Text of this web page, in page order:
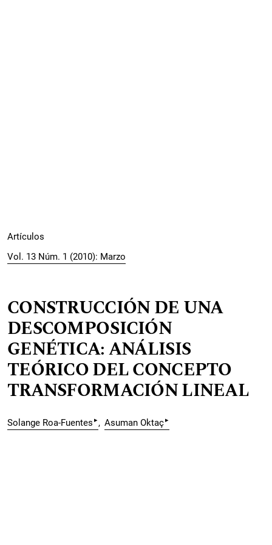
Artículos
Vol. 13 Núm. 1 (2010): Marzo
CONSTRUCCIÓN DE UNA
DESCOMPOSICIÓN
GENÉTICA: ANÁLISIS
TEÓRICO DEL CONCEPTO
TRANSFORMACIÓN LINEAL
Solange Roa-Fuentes ▸ Asuman Oktaç▸